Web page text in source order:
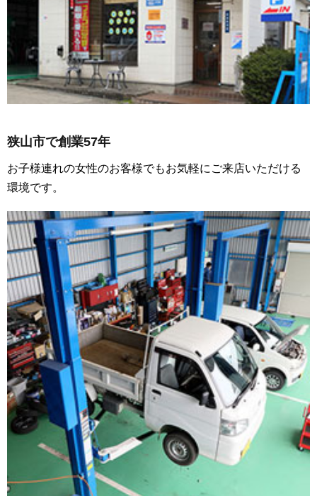
狭山市で創業57年
お子様連れの女性のお客様でもお気軽にご来店いただける
環境です。